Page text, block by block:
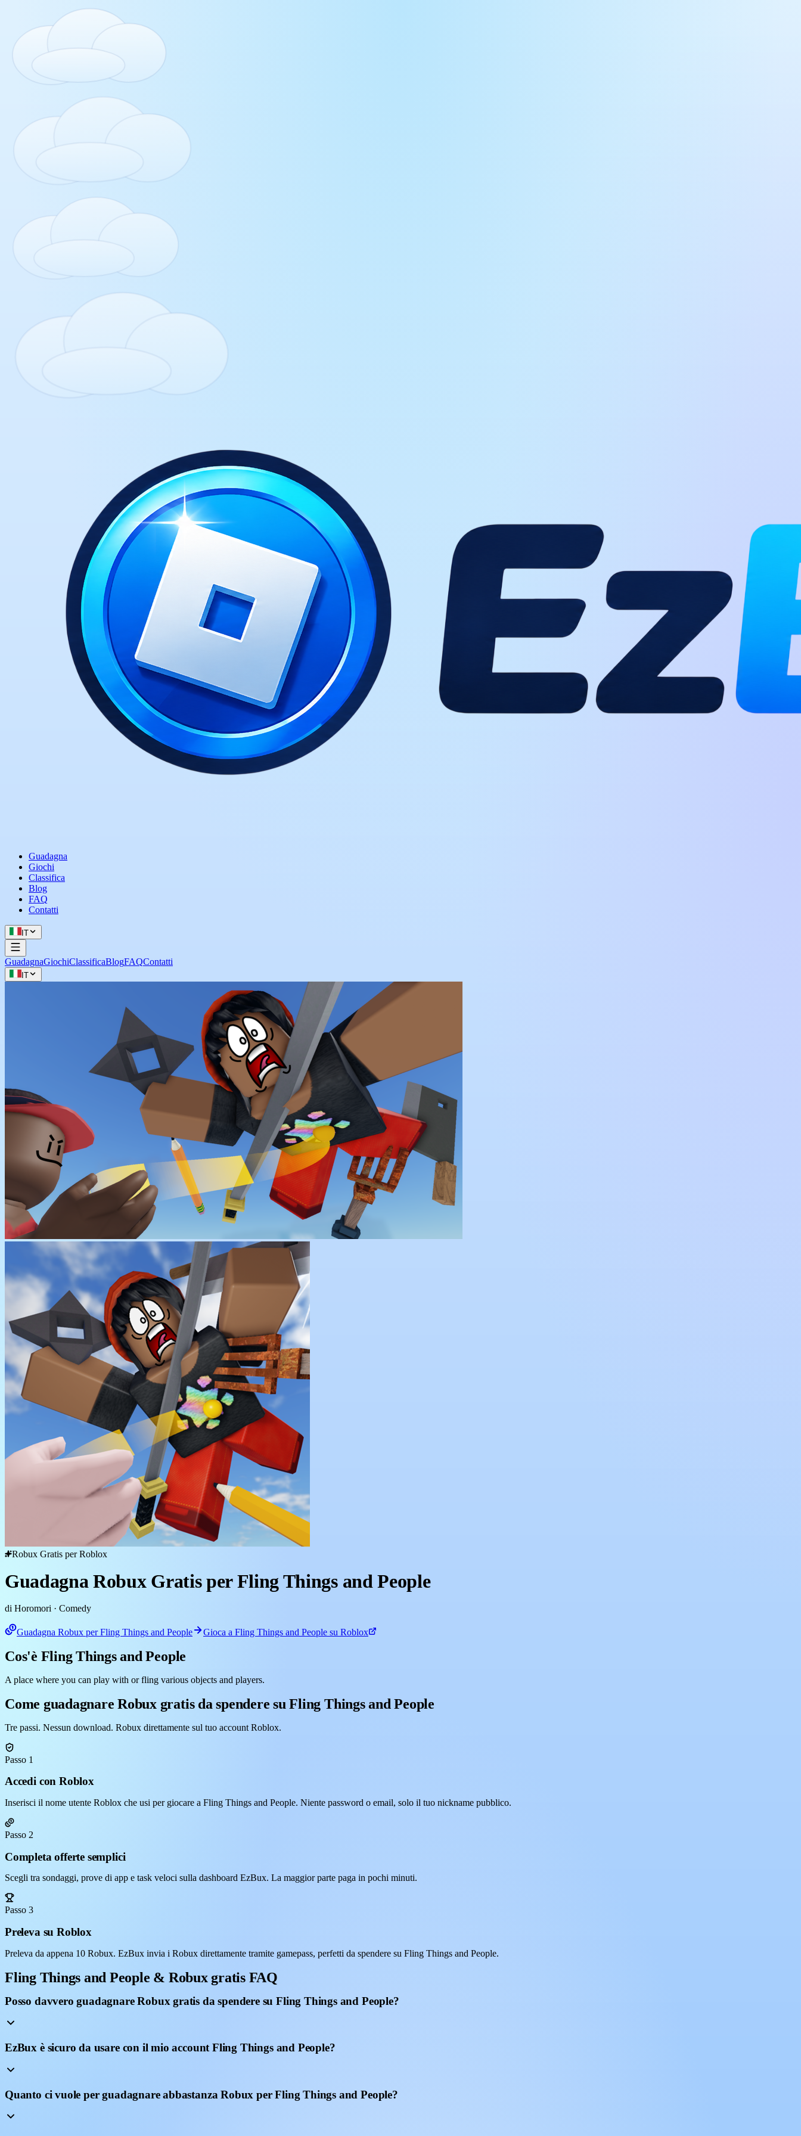
Guadagna
Giochi
Classifica
Blog
FAQ
Contatti
IT
GuadagnaGiochiClassificaBlogFAQContatti
IT
Robux Gratis per Roblox
Guadagna Robux Gratis per Fling Things and People
di Horomori · Comedy
Guadagna Robux per Fling Things and People Gioca a Fling Things and People su Roblox
Cos'è Fling Things and People
A place where you can play with or fling various objects and players.
Come guadagnare Robux gratis da spendere su Fling Things and People
Tre passi. Nessun download. Robux direttamente sul tuo account Roblox.
Passo 1
Accedi con Roblox
Inserisci il nome utente Roblox che usi per giocare a Fling Things and People. Niente password o email, solo il tuo nickname pubblico.
Passo 2
Completa offerte semplici
Scegli tra sondaggi, prove di app e task veloci sulla dashboard EzBux. La maggior parte paga in pochi minuti.
Passo 3
Preleva su Roblox
Preleva da appena 10 Robux. EzBux invia i Robux direttamente tramite gamepass, perfetti da spendere su Fling Things and People.
Fling Things and People & Robux gratis FAQ
Posso davvero guadagnare Robux gratis da spendere su Fling Things and People?
EzBux è sicuro da usare con il mio account Fling Things and People?
Quanto ci vuole per guadagnare abbastanza Robux per Fling Things and People?